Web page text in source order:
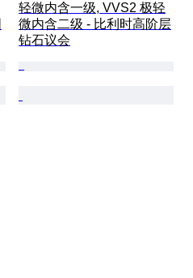
轻微内含一级, VVS2 极轻
微内含二级 - 比利时高阶层
钻石议会